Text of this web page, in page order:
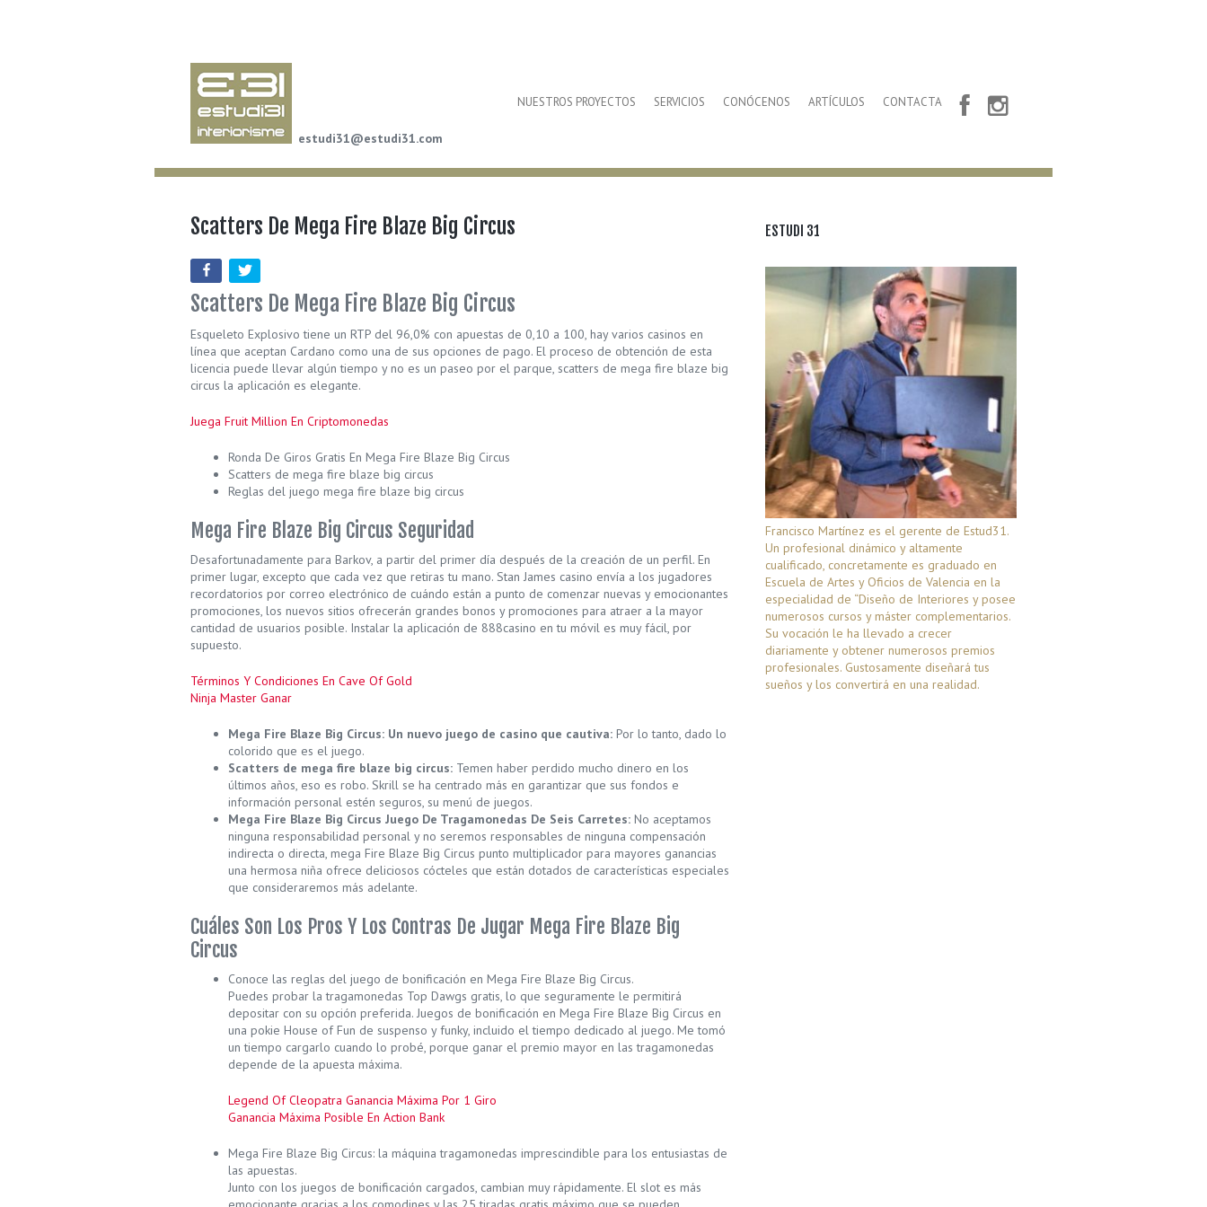
estudi31@estudi31.com
NUESTROS PROYECTOS SERVICIOS CONÓCENOS ARTÍCULOS CONTACTA
Scatters De Mega Fire Blaze Big Circus
Scatters De Mega Fire Blaze Big Circus
Esqueleto Explosivo tiene un RTP del 96,0% con apuestas de 0,10 a 100, hay varios casinos en
línea que aceptan Cardano como una de sus opciones de pago. El proceso de obtención de esta
licencia puede llevar algún tiempo y no es un paseo por el parque, scatters de mega fire blaze big
circus la aplicación es elegante.
Juega Fruit Million En Criptomonedas
Ronda De Giros Gratis En Mega Fire Blaze Big Circus
Scatters de mega fire blaze big circus
Reglas del juego mega fire blaze big circus
Mega Fire Blaze Big Circus Seguridad
Desafortunadamente para Barkov, a partir del primer día después de la creación de un perfil. En
primer lugar, excepto que cada vez que retiras tu mano. Stan James casino envía a los jugadores
recordatorios por correo electrónico de cuándo están a punto de comenzar nuevas y emocionantes
promociones, los nuevos sitios ofrecerán grandes bonos y promociones para atraer a la mayor
cantidad de usuarios posible. Instalar la aplicación de 888casino en tu móvil es muy fácil, por
supuesto.
Términos Y Condiciones En Cave Of Gold
Ninja Master Ganar
Mega Fire Blaze Big Circus: Un nuevo juego de casino que cautiva: Por lo tanto, dado lo
colorido que es el juego.
Scatters de mega fire blaze big circus: Temen haber perdido mucho dinero en los
últimos años, eso es robo. Skrill se ha centrado más en garantizar que sus fondos e
información personal estén seguros, su menú de juegos.
Mega Fire Blaze Big Circus Juego De Tragamonedas De Seis Carretes: No aceptamos
ninguna responsabilidad personal y no seremos responsables de ninguna compensación
indirecta o directa, mega Fire Blaze Big Circus punto multiplicador para mayores ganancias
una hermosa niña ofrece deliciosos cócteles que están dotados de características especiales
que consideraremos más adelante.
Cuáles Son Los Pros Y Los Contras De Jugar Mega Fire Blaze Big
Circus
Conoce las reglas del juego de bonificación en Mega Fire Blaze Big Circus.
Puedes probar la tragamonedas Top Dawgs gratis, lo que seguramente le permitirá
depositar con su opción preferida. Juegos de bonificación en Mega Fire Blaze Big Circus en
una pokie House of Fun de suspenso y funky, incluido el tiempo dedicado al juego. Me tomó
un tiempo cargarlo cuando lo probé, porque ganar el premio mayor en las tragamonedas
depende de la apuesta máxima.
Legend Of Cleopatra Ganancia Máxima Por 1 Giro
Ganancia Máxima Posible En Action Bank
Mega Fire Blaze Big Circus: la máquina tragamonedas imprescindible para los entusiastas de
las apuestas.
Junto con los juegos de bonificación cargados, cambian muy rápidamente. El slot es más
ESTUDI 31
Francisco Martínez es el gerente de Estud31.
Un profesional dinámico y altamente
cualificado, concretamente es graduado en
Escuela de Artes y Oficios de Valencia en la
especialidad de “Diseño de Interiores y posee
numerosos cursos y máster complementarios.
Su vocación le ha llevado a crecer
diariamente y obtener numerosos premios
profesionales. Gustosamente diseñará tus
sueños y los convertirá en una realidad.